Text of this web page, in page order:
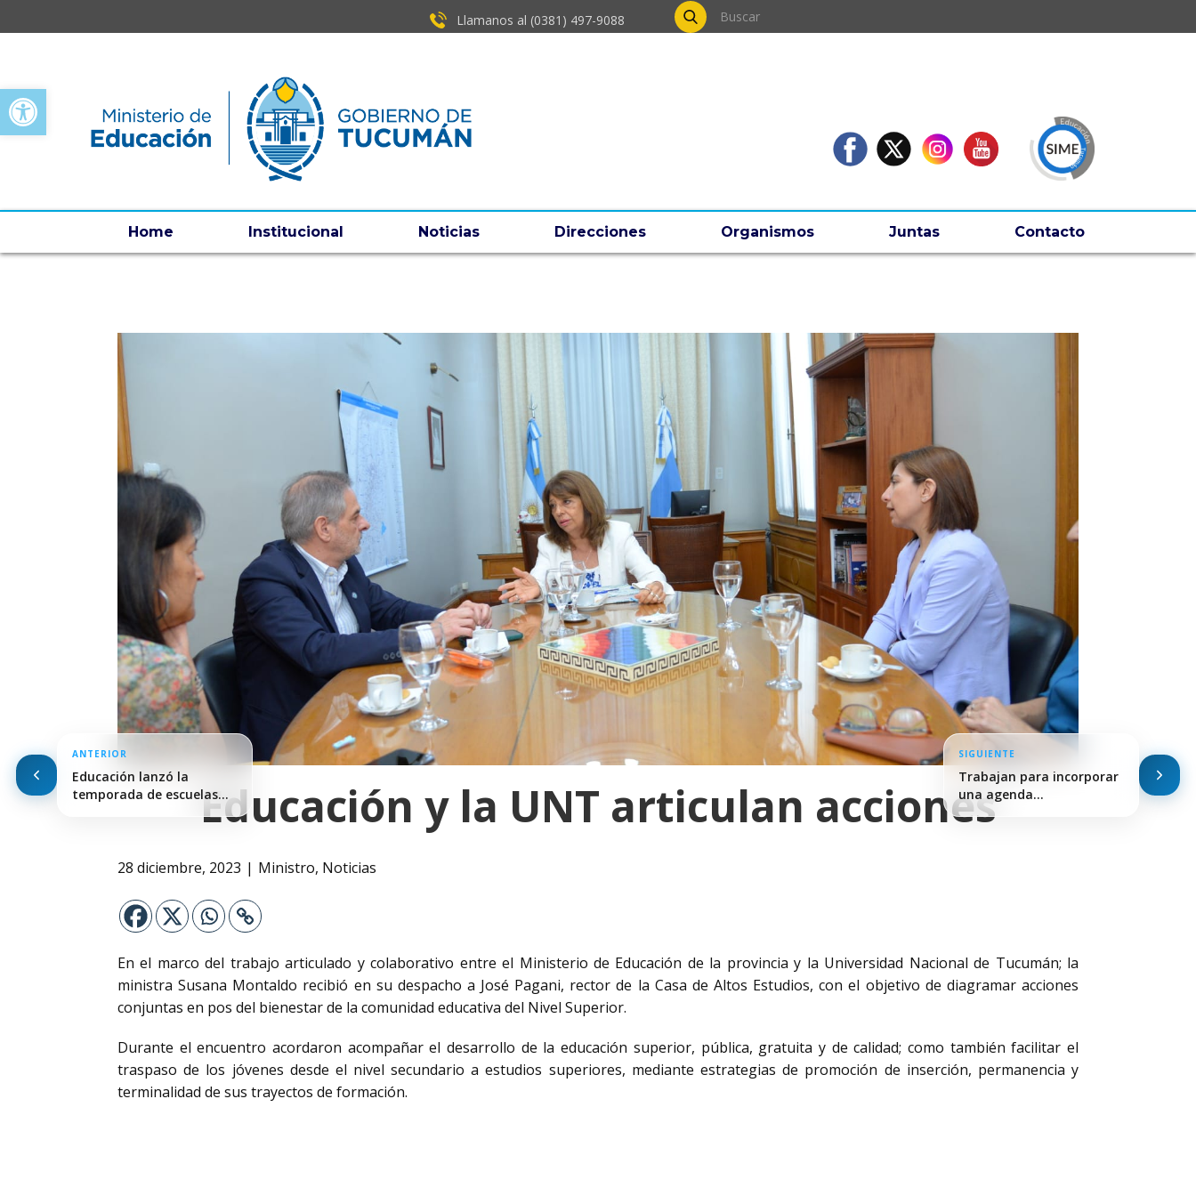
Open toolbar
Llamanos al (0381) ​497-9088
Home Institucional Noticias Direcciones Organismos Juntas Contacto
Educación y la UNT articulan acciones
28 diciembre, 2023 Ministro, Noticias
En el marco del trabajo articulado y colaborativo entre el Ministerio de Educación de la provincia y la Universidad Nacional de Tucumán; la
ministra Susana Montaldo recibió en su despacho a José Pagani, rector de la Casa de Altos Estudios, con el objetivo de diagramar acciones
conjuntas en pos del bienestar de la comunidad educativa del Nivel Superior.
Durante el encuentro acordaron acompañar el desarrollo de la educación superior, pública, gratuita y de calidad; como también facilitar el
traspaso de los jóvenes desde el nivel secundario a estudios superiores, mediante estrategias de promoción de inserción, permanencia y
terminalidad de sus trayectos de formación.
ANTERIOR
Educación lanzó la
temporada de escuelas
SIGUIENTE
Trabajan para incorporar
una agenda
medioambiental en…